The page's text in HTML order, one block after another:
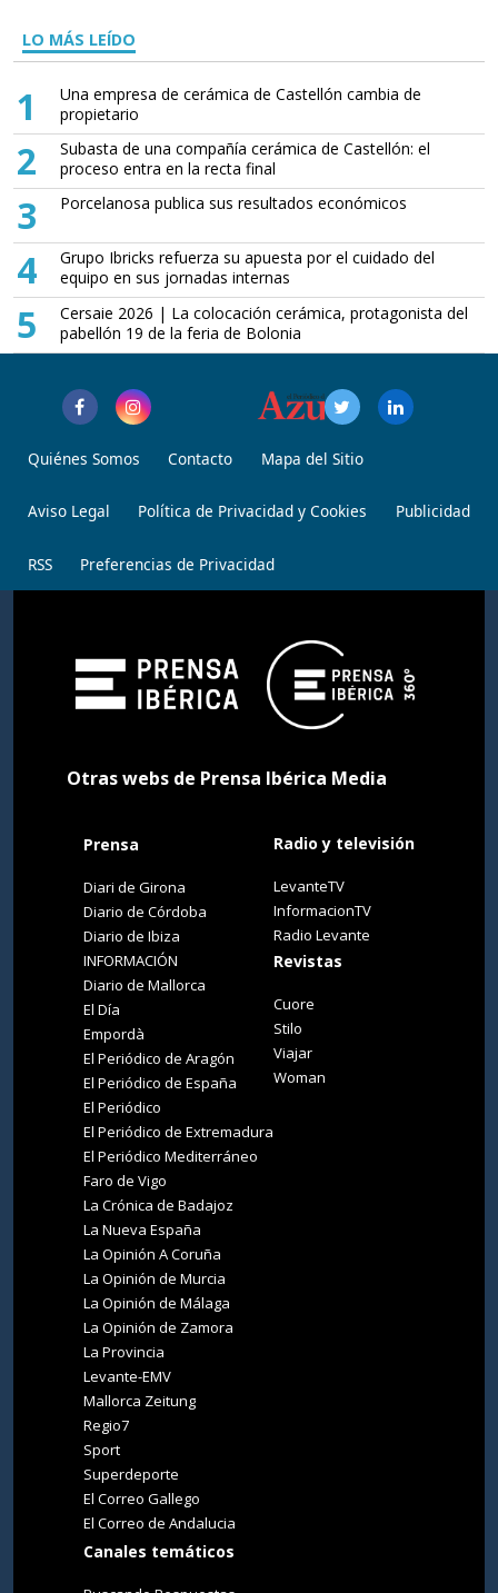
LO MÁS LEÍDO
1
Una empresa de cerámica de Castellón cambia de
propietario
2
Subasta de una compañía cerámica de Castellón: el
proceso entra en la recta final
3 Porcelanosa publica sus resultados económicos
4
Grupo Ibricks refuerza su apuesta por el cuidado del
equipo en sus jornadas internas
5
Cersaie 2026 | La colocación cerámica, protagonista del
pabellón 19 de la feria de Bolonia
Quiénes Somos Contacto Mapa del Sitio
Aviso Legal Política de Privacidad y Cookies Publicidad
RSS Preferencias de Privacidad
Otras webs de Prensa Ibérica Media
Prensa
Diari de Girona
Diario de Córdoba
Diario de Ibiza
INFORMACIÓN
Diario de Mallorca
El Día
Empordà
El Periódico de Aragón
El Periódico de España
El Periódico
El Periódico de Extremadura
El Periódico Mediterráneo
Faro de Vigo
La Crónica de Badajoz
La Nueva España
La Opinión A Coruña
La Opinión de Murcia
La Opinión de Málaga
La Opinión de Zamora
La Provincia
Levante-EMV
Mallorca Zeitung
Regio7
Sport
Superdeporte
El Correo Gallego
El Correo de Andalucia
Canales temáticos
Radio y televisión
LevanteTV
InformacionTV
Radio Levante
Revistas
Cuore
Stilo
Viajar
Woman